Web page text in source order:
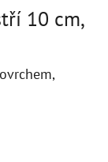
10 cm,